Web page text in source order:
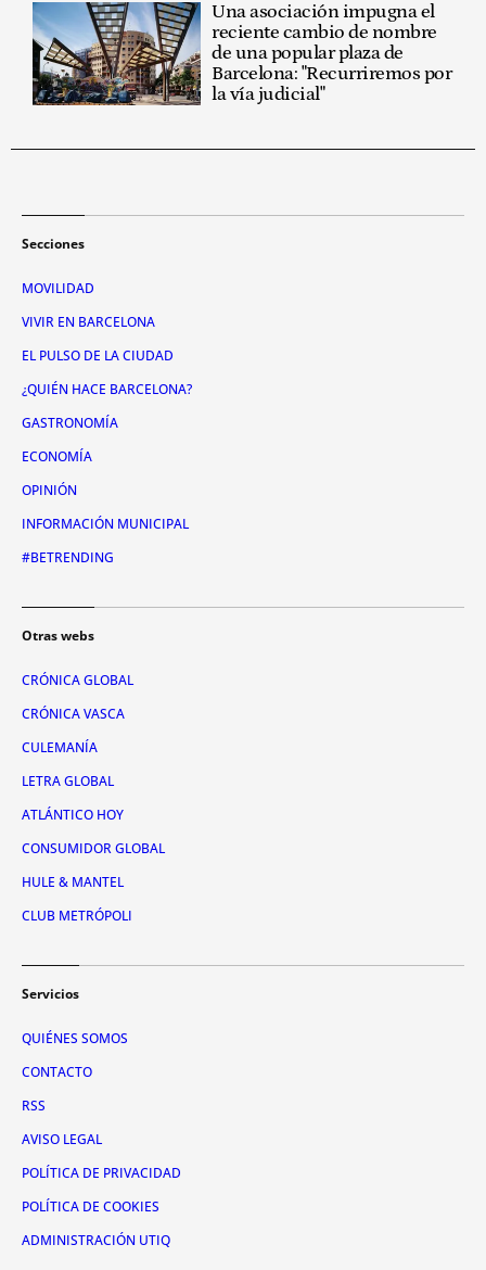
Una asociación impugna el
reciente cambio de nombre
de una popular plaza de
Barcelona: "Recurriremos por
la vía judicial"
Secciones
MOVILIDAD
VIVIR EN BARCELONA
EL PULSO DE LA CIUDAD
¿QUIÉN HACE BARCELONA?
GASTRONOMÍA
ECONOMÍA
OPINIÓN
INFORMACIÓN MUNICIPAL
#BETRENDING
Otras webs
CRÓNICA GLOBAL
CRÓNICA VASCA
CULEMANÍA
LETRA GLOBAL
ATLÁNTICO HOY
CONSUMIDOR GLOBAL
HULE & MANTEL
CLUB METRÓPOLI
Servicios
QUIÉNES SOMOS
CONTACTO
RSS
AVISO LEGAL
POLÍTICA DE PRIVACIDAD
POLÍTICA DE COOKIES
ADMINISTRACIÓN UTIQ